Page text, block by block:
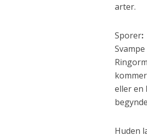
arter.
Sporer:
eller en
Huden